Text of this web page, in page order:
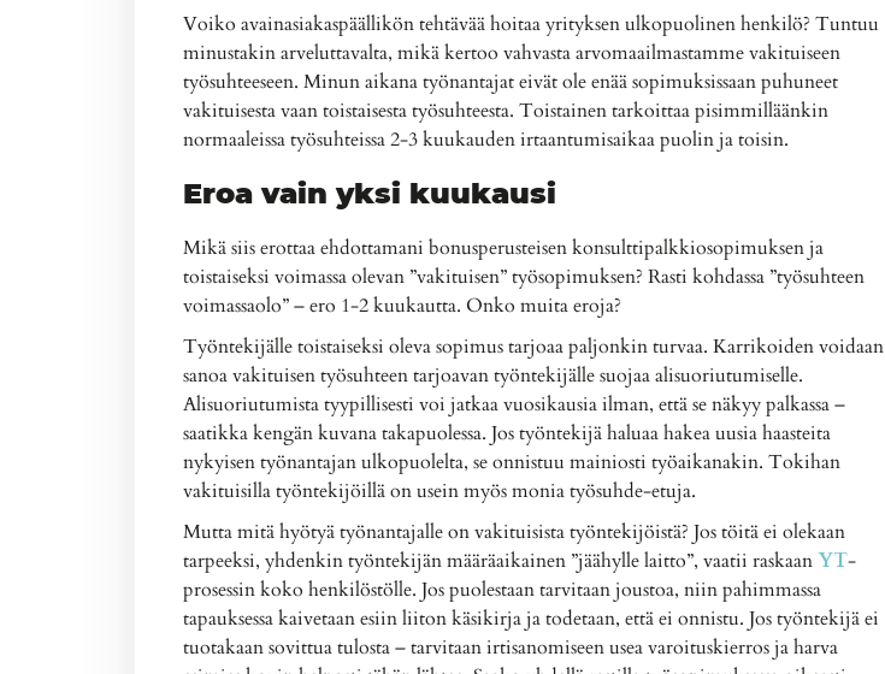
Voiko avainasiakaspäällikön tehtävää hoitaa yrityksen ulkopuolinen henkilö? Tuntuu
minustakin arveluttavalta, mikä kertoo vahvasta arvomaailmastamme vakituiseen
työsuhteeseen. Minun aikana työnantajat eivät ole enää sopimuksissaan puhuneet
vakituisesta vaan toistaisesta työsuhteesta. Toistainen tarkoittaa pisimmilläänkin
normaaleissa työsuhteissa 2-3 kuukauden irtaantumisaikaa puolin ja toisin.
Eroa vain yksi kuukausi
Mikä siis erottaa ehdottamani bonusperusteisen konsulttipalkkiosopimuksen ja
toistaiseksi voimassa olevan ”vakituisen” työsopimuksen? Rasti kohdassa ”työsuhteen
voimassaolo” – ero 1-2 kuukautta. Onko muita eroja?
Työntekijälle toistaiseksi oleva sopimus tarjoaa paljonkin turvaa. Karrikoiden voidaan
sanoa vakituisen työsuhteen tarjoavan työntekijälle suojaa alisuoriutumiselle.
Alisuoriutumista tyypillisesti voi jatkaa vuosikausia ilman, että se näkyy palkassa –
saatikka kengän kuvana takapuolessa. Jos työntekijä haluaa hakea uusia haasteita
nykyisen työnantajan ulkopuolelta, se onnistuu mainiosti työaikanakin. Tokihan
vakituisilla työntekijöillä on usein myös monia työsuhde-etuja.
Mutta mitä hyötyä työnantajalle on vakituisista työntekijöistä? Jos töitä ei olekaan
tarpeeksi, yhdenkin työntekijän määräaikainen ”jäähylle laitto”, vaatii raskaanYT-
prosessin koko henkilöstölle. Jos puolestaan tarvitaan joustoa, niin pahimmassa
tapauksessa kaivetaan esiin liiton käsikirja ja todetaan, että ei onnistu. Jos työntekijä ei
tuotakaan sovittua tulosta – tarvitaan irtisanomiseen usea varoituskierros ja harva